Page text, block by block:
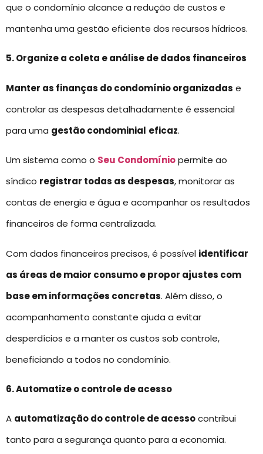
que o condomínio alcance a redução de custos e
mantenha uma gestão eficiente dos recursos hídricos.
5. Organize a coleta e análise de dados financeiros
Manter as finanças do condomínio organizadas e
controlar as despesas detalhadamente é essencial
para uma gestão condominial eficaz.
Um sistema como o Seu Condomíniopermite ao
síndico registrar todas as despesas, monitorar as
contas de energia e água e acompanhar os resultados
financeiros de forma centralizada.
Com dados financeiros precisos, é possível identificar
as áreas de maior consumo e propor ajustes com
base em informações concretas. Além disso, o
acompanhamento constante ajuda a evitar
desperdícios e a manter os custos sob controle,
beneficiando a todos no condomínio.
6. Automatize o controle de acesso
A automatização do controle de acessocontribui
tanto para a segurança quanto para a economia.